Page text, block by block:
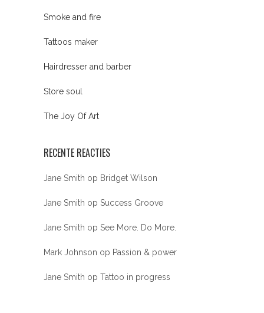
Smoke and fire
Tattoos maker
Hairdresser and barber
Store soul
The Joy Of Art
RECENTE REACTIES
Jane Smith op Bridget Wilson
Jane Smith op Success Groove
Jane Smith op See More. Do More.
Mark Johnson op Passion & power
Jane Smith op Tattoo in progress